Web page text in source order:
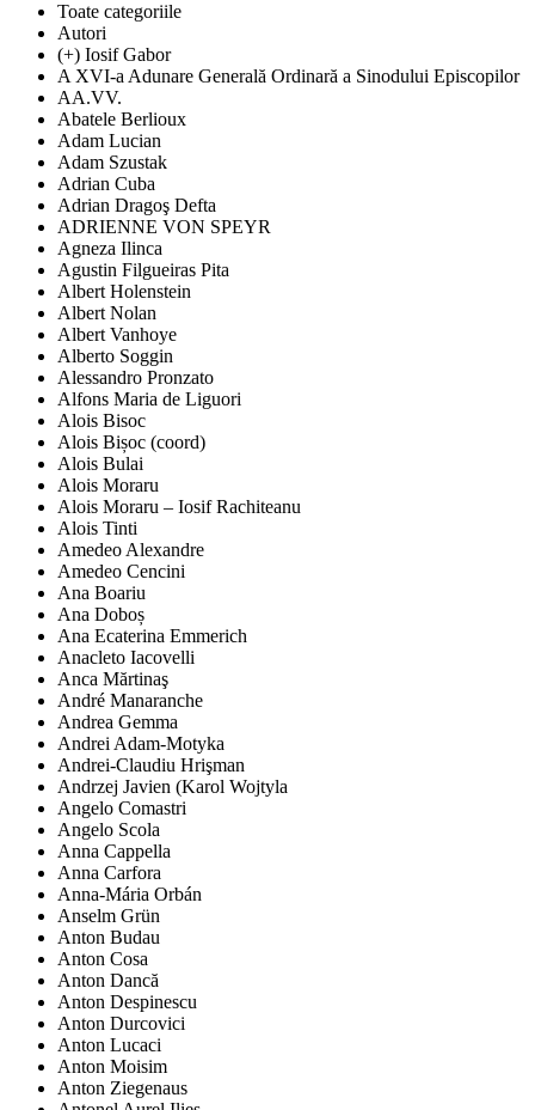
Toate categoriile
Autori
(+) Iosif Gabor
A XVI-a Adunare Generală Ordinară a Sinodului Episcopilor
AA.VV.
Abatele Berlioux
Adam Lucian
Adam Szustak
Adrian Cuba
Adrian Dragoş Defta
ADRIENNE VON SPEYR
Agneza Ilinca
Agustin Filgueiras Pita
Albert Holenstein
Albert Nolan
Albert Vanhoye
Alberto Soggin
Alessandro Pronzato
Alfons Maria de Liguori
Alois Bisoc
Alois Bișoc (coord)
Alois Bulai
Alois Moraru
Alois Moraru – Iosif Rachiteanu
Alois Tinti
Amedeo Alexandre
Amedeo Cencini
Ana Boariu
Ana Doboș
Ana Ecaterina Emmerich
Anacleto Iacovelli
Anca Mărtinaş
André Manaranche
Andrea Gemma
Andrei Adam-Motyka
Andrei-Claudiu Hrişman
Andrzej Javien (Karol Wojtyla
Angelo Comastri
Angelo Scola
Anna Cappella
Anna Carfora
Anna-Mária Orbán
Anselm Grün
Anton Budau
Anton Cosa
Anton Dancă
Anton Despinescu
Anton Durcovici
Anton Lucaci
Anton Moisim
Anton Ziegenaus